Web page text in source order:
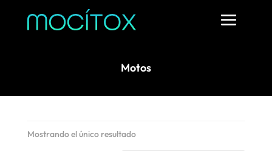
Motos
Mostrando el único resultado